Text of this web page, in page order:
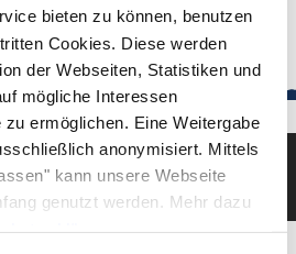
bieten zu können, benutzen
Cookies. Diese werden
der Webseiten, Statistiken und
mögliche Interessen
ermöglichen. Eine Weitergabe
anonymisiert. Mittels
kann unsere Webseite
genutzt werden. Mehr dazu
.